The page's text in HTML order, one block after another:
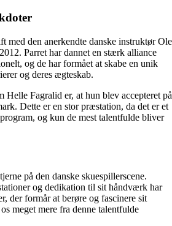
med den anerkendte danske instruktør Ole
Parret har dannet en stærk alliance
og de har formået at skabe en unik
og deres ægteskab.
Helle Fagralid er, at hun blev accepteret på
Dette er en stor præstation, da det er et
og kun de mest talentfulde bliver
på den danske skuespillerscene.
og dedikation til sit håndværk har
der formår at berøre og fascinere sit
meget mere fra denne talentfulde